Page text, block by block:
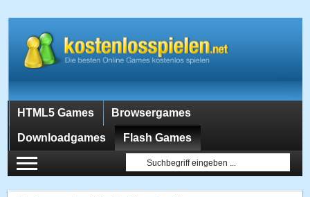
HTML5 Games Browsergames
Downloadgames Flash Games